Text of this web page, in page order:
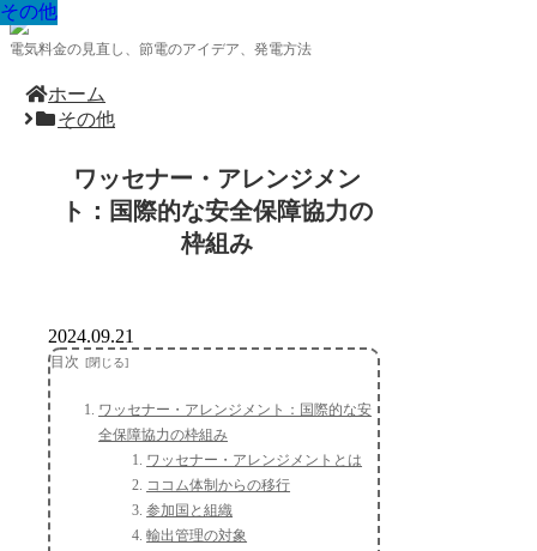
電気料金の見直し、節電のアイデア、発電方法
ホーム
その他
ワッセナー・アレンジメン
ト：国際的な安全保障協力の
枠組み
その他
2024.09.21
目次
ワッセナー・アレンジメント：国際的な安
全保障協力の枠組み
ワッセナー・アレンジメントとは
ココム体制からの移行
参加国と組織
輸出管理の対象
その他
その他
その他
その他
その他
その他
その他
その他